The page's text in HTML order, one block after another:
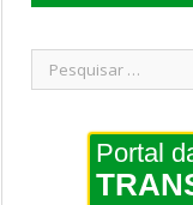
Portal